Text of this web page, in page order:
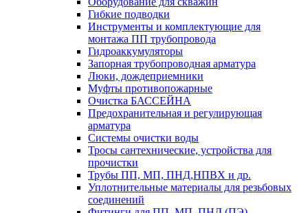
Гибкие подводки
Инструменты и комплектующие для
монтажа ПП трубопровода
Гидроаккумуляторы
Запорная трубопроводная арматура
Люки, дождеприемники
Муфты противопожарные
Очистка БАССЕЙНА
Предохранительная и регулирующая
арматура
Системы очистки воды
Тросы сантехнические, устройства для
прочистки
Трубы ПП, МП, ПНД,НПВХ и др.
Уплотнительные материалы для резьбовых
соединений